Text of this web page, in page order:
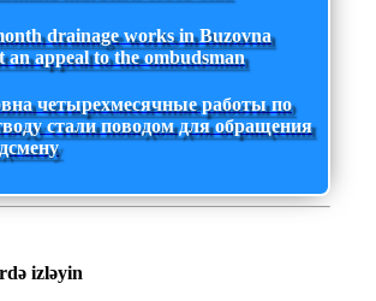
drainage works in Buzovna
an appeal to the ombudsman
четырехмесячные работы по
стали поводом для обращения
izləyin